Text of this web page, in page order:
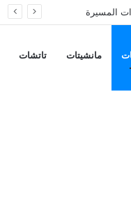
المسيرة
مانشيتات تاتشات